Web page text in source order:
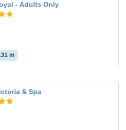
- Adults Only
m
& Spa